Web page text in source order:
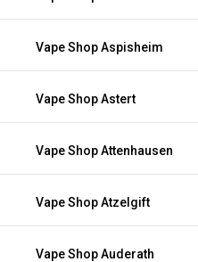
Vape Shop Aspisheim
Vape Shop Astert
Vape Shop Attenhausen
Vape Shop Atzelgift
Vape Shop Auderath